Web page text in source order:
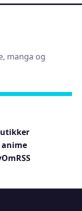
manga og
anime
OmRSS